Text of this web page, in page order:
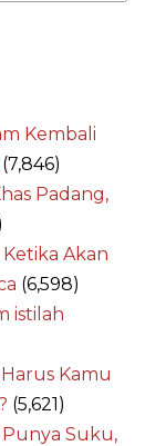
Kembali
(7,846)
Padang,
Akan
(6,598)
istilah
Kamu
(5,621)
Suku,